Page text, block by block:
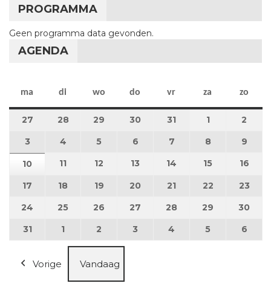
PROGRAMMA
Geen programma data gevonden.
AGENDA
ma maandag
di dinsdag
wo woensdag
do donderdag
vr vrijdag
za zaterdag
zo
27 27 juli 2026
28 28 juli 2026
29 29 juli 2026
30 30 juli 2026
31 31 juli 2026
11 augustus
2
3 3 augustus 2026
4 4 augustus 2026
5 5 augustus 2026
6 6 augustus 2026
7 7 augustus 2026
8 8 augustus
9
10 10 augustus 2026
11 11 augustus 2026
12 12 augustus 2026
13 13 augustus 2026
14 14 augustus 2026
15 15 16
17 17 augustus 2026
18 18 augustus 2026
19 19 augustus 2026
20 20 augustus 2026
21 21 augustus 2026
22 22 23
24 24 augustus 2026
25 25 augustus 2026
26 26 augustus 2026
27 27 augustus 2026
28 28 augustus 2026
29 29 30
3131 augustus 2026
1 1 september 2026
2 2 september 2026
3 3 september 2026
4 4 september 2026
5 5 6
Vorige Vandaag